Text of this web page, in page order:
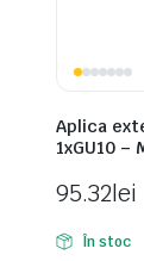
Aplica
1xGU10 –
95.32lei
În stoc